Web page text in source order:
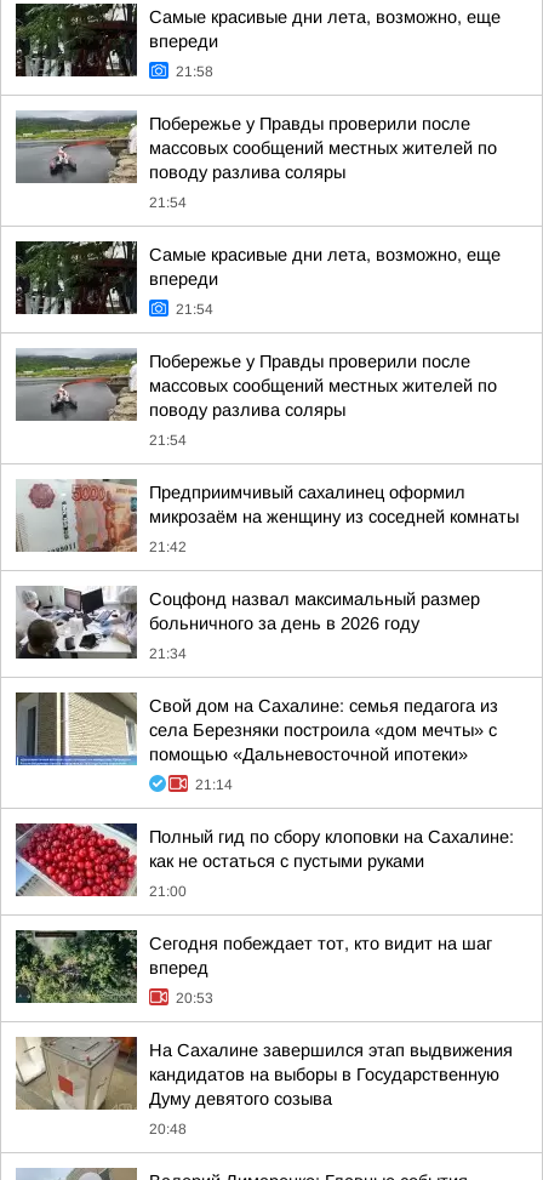
Самые красивые дни лета, возможно, еще
впереди
21:58
Побережье у Правды проверили после
массовых сообщений местных жителей по
поводу разлива соляры
21:54
Самые красивые дни лета, возможно, еще
впереди
21:54
Побережье у Правды проверили после
массовых сообщений местных жителей по
поводу разлива соляры
21:54
Предприимчивый сахалинец оформил
микрозаём на женщину из соседней комнаты
21:42
Соцфонд назвал максимальный размер
больничного за день в 2026 году
21:34
Свой дом на Сахалине: семья педагога из
села Березняки построила «дом мечты» с
помощью «Дальневосточной ипотеки»
21:14
Полный гид по сбору клоповки на Сахалине:
как не остаться с пустыми руками
21:00
Сегодня побеждает тот, кто видит на шаг
вперед
20:53
На Сахалине завершился этап выдвижения
кандидатов на выборы в Государственную
Думу девятого созыва
20:48